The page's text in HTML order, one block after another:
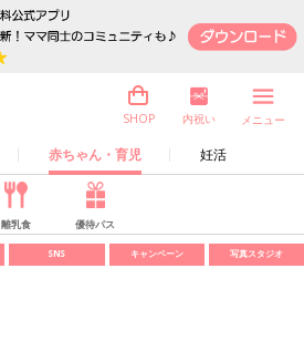
赤ちゃん・育児 妊活
SHOP 内祝い メニュー
離乳食 優待パス
SNS キャンペーン 写真スタジオ